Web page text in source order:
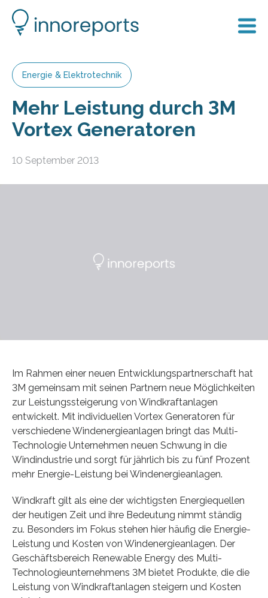
Energie & Elektrotechnik
Mehr Leistung durch 3M
Vortex Generatoren
10 September 2013
Im Rahmen einer neuen Entwicklungspartnerschaft hat
3M gemeinsam mit seinen Partnern neue Möglichkeiten
zur Leistungssteigerung von Windkraftanlagen
entwickelt. Mit individuellen Vortex Generatoren für
verschiedene Windenergieanlagen bringt das Multi-
Technologie Unternehmen neuen Schwung in die
Windindustrie und sorgt für jährlich bis zu fünf Prozent
mehr Energie-Leistung bei Windenergieanlagen.
Windkraft gilt als eine der wichtigsten Energiequellen
der heutigen Zeit und ihre Bedeutung nimmt ständig
zu. Besonders im Fokus stehen hier häufig die Energie-
Leistung und Kosten von Windenergieanlagen. Der
Geschäftsbereich Renewable Energy des Multi-
Technologieunternehmens 3M bietet Produkte, die die
Leistung von Windkraftanlagen steigern und Kosten